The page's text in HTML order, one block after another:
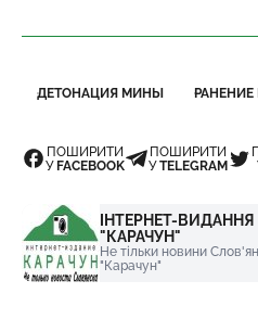
ДЕТОНАЦИЯ МИНЫ РАНЕНИЕ
ПОШИРИТИ
УFACEBOOK
ПОШИРИТИ
УTELEGRAM
ІНТЕРНЕТ-ВИДАННЯ
"КАРАЧУН"
Не тільки новини
"Карачун"